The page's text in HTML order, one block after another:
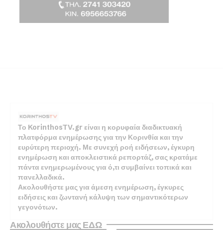
Το KorinthosTV.gr είναι η κορυφαία διαδικτυακή
πλατφόρμα ενημέρωσης για την Κορινθία και την
ευρύτερη περιοχή. Με συνεχή ροή ειδήσεων, έγκυρη
ενημέρωση και αποκλειστικά ρεπορτάζ, σας κρατάμε
πάντα ενημερωμένους για ό,τι συμβαίνει τοπικά και
πανελλαδικά.
Ακολουθήστε μας για άμεση ενημέρωση, έγκυρες
ειδήσεις και ζωντανή κάλυψη των σημαντικότερων
γεγονότων.
Ακολουθήστε μας ΕΔΩ